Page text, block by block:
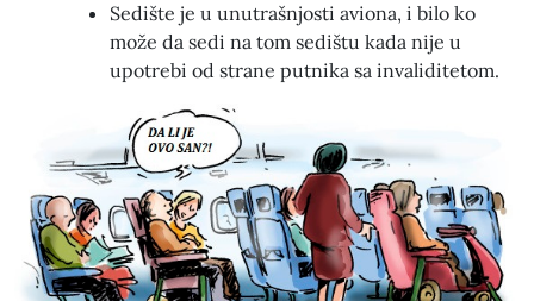
Sedište je u unutrašnjosti aviona, i bilo ko
može da sedi na tom sedištu kada nije u
upotrebi od strane putnika sa invaliditetom.